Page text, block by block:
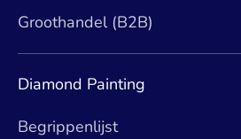
Groothandel (B2B)
Diamond Painting
Begrippenlijst